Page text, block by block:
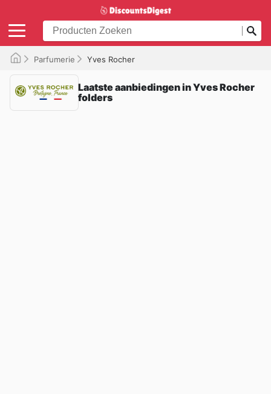
Parfumerie Yves Rocher
Laatste aanbiedingen in Yves Rocher
folders